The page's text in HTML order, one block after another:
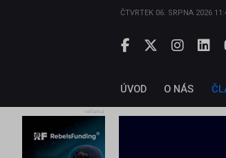
ČTVRTEK 06. SRPNA 2026
ÚVOD O NÁS
reklama